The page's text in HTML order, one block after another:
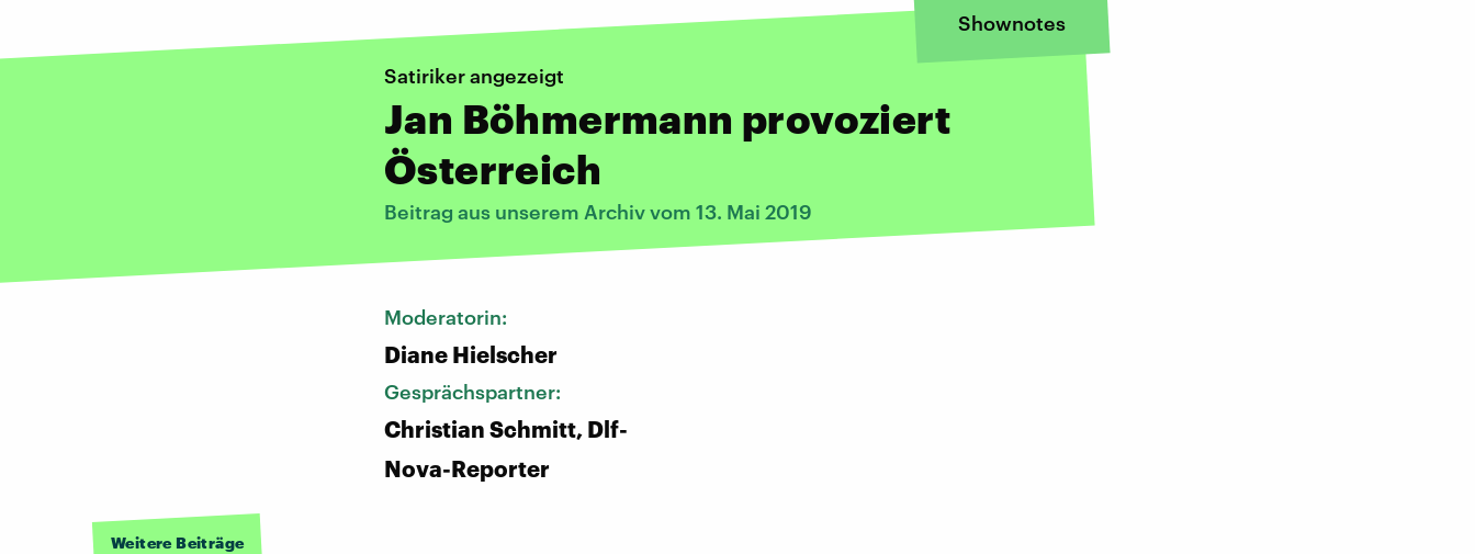
Shownotes
Satiriker angezeigt
Jan Böhmermann provoziert
Österreich
Beitrag aus unserem Archiv vom 13. Mai 2019
Moderatorin:
Diane Hielscher
Gesprächspartner:
Christian Schmitt, Dlf-
Nova-Reporter
Weitere Beiträge